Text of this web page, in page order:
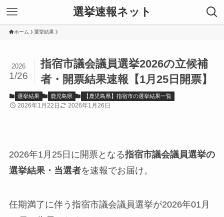
選挙速報ネット
ホーム 選挙結果
指宿市議会議員選挙2026の立候補
者・開票結果速報【1月25日開票】
2026
1/26
選挙結果 鹿児島県 【鹿児島県】指宿市の選挙結果一覧
2026年1月22日 2026年1月26日
2026年1月25日に開票となる指宿市議会議員選挙の
選挙結果・当選者を速報でお届け。
任期満了に伴う指宿市議会議員選挙が2026年01月